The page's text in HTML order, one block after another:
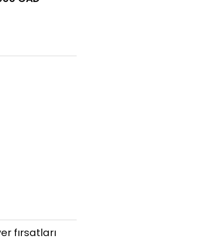
fırsatları